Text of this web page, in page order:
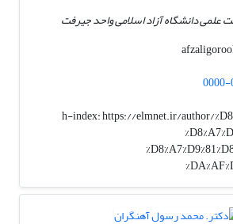
علمی دانشگاه آزاد اسلامی واحد جیرفت
h-index:https://elmnet.ir/author/